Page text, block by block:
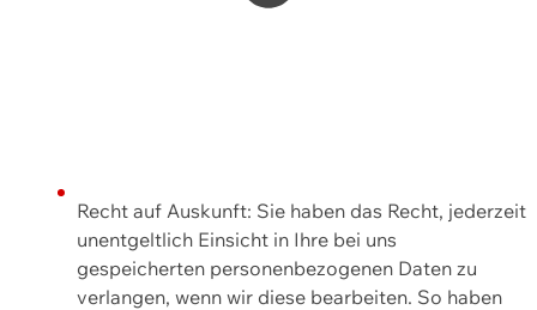
Recht auf Auskunft: Sie haben das Recht, jederzeit
unentgeltlich Einsicht in Ihre bei uns
gespeicherten personenbezogenen Daten zu
verlangen, wenn wir diese bearbeiten. So haben